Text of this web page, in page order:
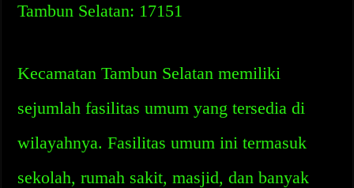
Tambun Selatan: 17151
Kecamatan Tambun Selatan memiliki
sejumlah fasilitas umum yang tersedia di
wilayahnya. Fasilitas umum ini termasuk
sekolah, rumah sakit, masjid, dan banyak